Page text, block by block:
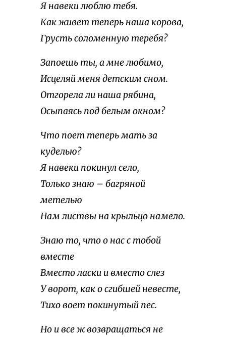
Я навеки люблю тебя.
Как живет теперь наша корова,
Грусть соломенную теребя?
Запоешь ты, а мне любимо,
Исцеляй меня детским сном.
Отгорела ли наша рябина,
Осыпаясь под белым окном?
Что поет теперь мать за
куделью?
Я навеки покинул село,
Только знаю – багряной
метелью
Нам листвы на крыльцо намело.
Знаю то, что о нас с тобой
вместе
Вместо ласки и вместо слез
У ворот, как о сгибшей невесте,
Тихо воет покинутый пес.
Но и все ж возвращаться не